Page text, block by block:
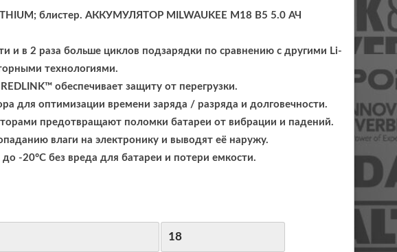
блистер. АККУМУЛЯТОР MILWAUKEE M18 B5 5.0 АЧ
и в 2 раза больше циклов подзарядки по сравнению с другими Li-
технологиями.
обеспечивает защиту от перегрузки.
для оптимизации времени заряда / разряда и долговечности.
предотвращают поломки батареи от вибрации и падений.
влаги на электронику и выводят её наружу.
-20°С без вреда для батареи и потери емкости.
18